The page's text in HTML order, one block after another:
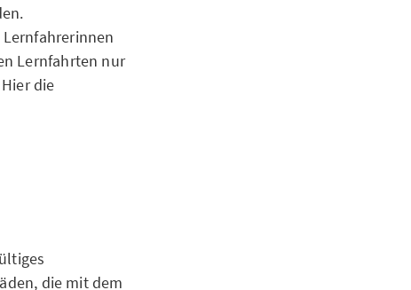
Lernfahrten nur
die
die mit dem